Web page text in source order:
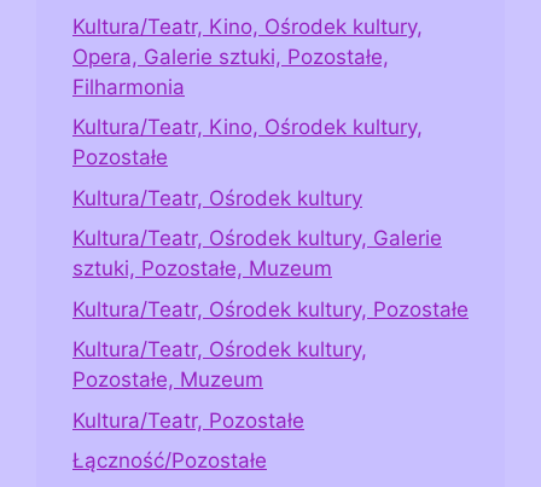
Kultura/Teatr, Kino, Ośrodek kultury,
Opera, Galerie sztuki, Pozostałe,
Filharmonia
Kultura/Teatr, Kino, Ośrodek kultury,
Pozostałe
Kultura/Teatr, Ośrodek kultury
Kultura/Teatr, Ośrodek kultury, Galerie
sztuki, Pozostałe, Muzeum
Kultura/Teatr, Ośrodek kultury, Pozostałe
Kultura/Teatr, Ośrodek kultury,
Pozostałe, Muzeum
Kultura/Teatr, Pozostałe
Łączność/Pozostałe